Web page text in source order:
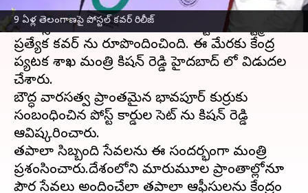
9 ఏళ్ల తెలంగాణపై పోస్టల్ కవర్ రిలీజ్
రాష్ట్రంగాతెలంగాణఏర్పడి 9 ఏళ్లు పూర్తైన సందర్భంగా
అబిడ్స్ లోని జీపీఓలో తెలంగాణ పోస్టల్ డిపార్ట్మెంట్
ప్రత్యేక కవర్ ను రూపొందించింది. ఈ మేరకు కేంద్ర
పర్యాటక శాఖ మంత్రి కిషన్ రెడ్డి హైదరాబాద్ లో విడుదల
చేశారు.
బౌద్ధ వారసత్వ ప్రాంతమైన భావపూర్ కుర్రుకు
సంబంధించిన పోస్ట్ కార్డుల సెట్ ను కిషన్ రెడ్డి
ఆవిష్కరించారు.
తపాలా సిబ్బంది సేవలను ఈ సందర్భంగా మంత్రి
ప్రశంసించారు.దేశంలోని మారుమూల ప్రాంతాల్లోనూ
పౌర సేవలు అందించేలా తపాలా ఆఫీసులను కేంద్రం